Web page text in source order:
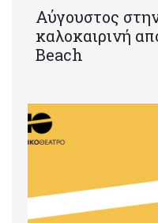
Αύγουστος
καλοκαιρινή
Beach